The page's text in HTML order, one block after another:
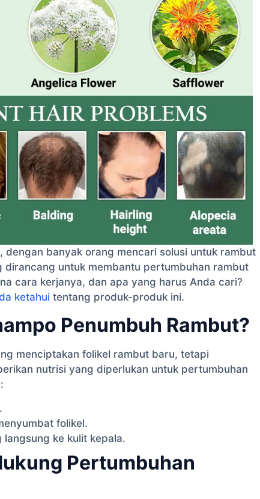
banyak orang mencari solusi untuk rambut
untuk membantu pertumbuhan rambut
cara kerjanya, dan apa yang harus Anda cari?
ketahui tentang produk-produk ini.
Penumbuh Rambut?
menciptakan folikel rambut baru, tetapi
nutrisi yang diperlukan untuk pertumbuhan
folikel.
ke kulit kepala.
Pertumbuhan